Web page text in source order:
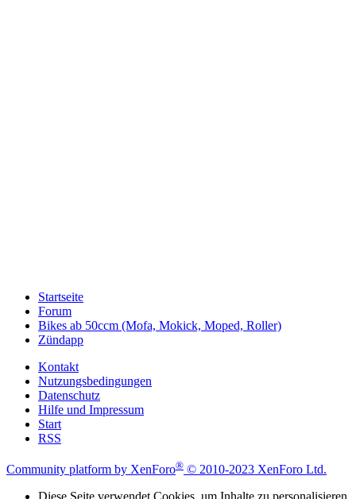
Startseite
Forum
Bikes ab 50ccm (Mofa, Mokick, Moped, Roller)
Zündapp
Kontakt
Nutzungsbedingungen
Datenschutz
Hilfe und Impressum
Start
RSS
Community platform by XenForo® © 2010-2023 XenForo Ltd.
Diese Seite verwendet Cookies, um Inhalte zu personalisieren